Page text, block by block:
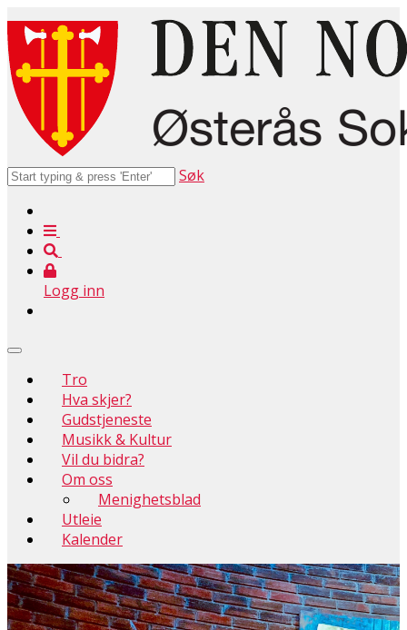
Søk
Logg inn
Tro
Hva skjer?
Gudstjeneste
Musikk & Kultur
Vil du bidra?
Om oss
Menighetsblad
Utleie
Kalender